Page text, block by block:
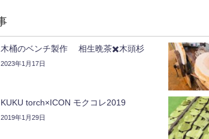
木桶のベンチ製作 相生晩茶✖️木頭杉
2023年1月17日
KUKU torch×ICON モクコレ2019
2019年1月29日